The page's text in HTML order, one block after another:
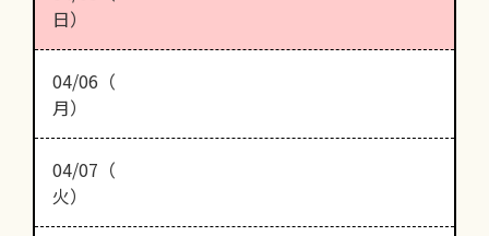
日）
04/06（
月）
04/07（
火）